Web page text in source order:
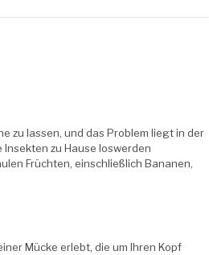
zu lassen, und das Problem liegt in der
zu Hause loswerden
Früchten, einschließlich Bananen,
Mücke erlebt, die um Ihren Kopf